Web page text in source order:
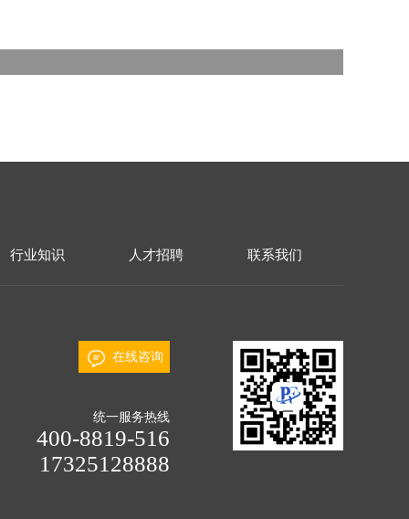
行业知识 人才招聘 联系我们
在线咨询
统一服务热线
400-8819-516
17325128888